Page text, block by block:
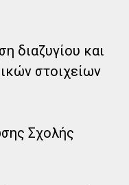
διαζυγίου και
στοιχείων
Σχολής